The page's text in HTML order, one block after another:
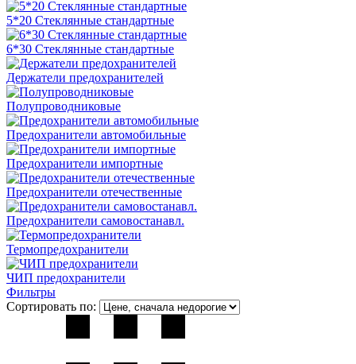
5*20 Стеклянные стандартные
6*30 Стеклянные стандартные
Держатели предохранителей
Полупроводниковые
Предохранители автомобильные
Предохранители импортные
Предохранители отечественные
Предохранители самовостанавл.
Термопредохранители
ЧИП предохранители
Фильтры
Сортировать по: